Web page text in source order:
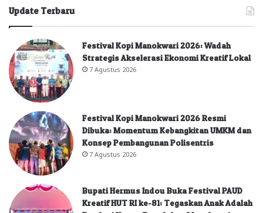
Update Terbaru
Festival Kopi Manokwari 2026: Wadah
Strategis Akselerasi Ekonomi Kreatif Lokal
7 Agustus 2026
Festival Kopi Manokwari 2026 Resmi
Dibuka: Momentum Kebangkitan UMKM dan
Konsep Pembangunan Polisentris
7 Agustus 2026
Bupati Hermus Indou Buka Festival PAUD
Kreatif HUT RI ke-81: Tegaskan Anak Adalah